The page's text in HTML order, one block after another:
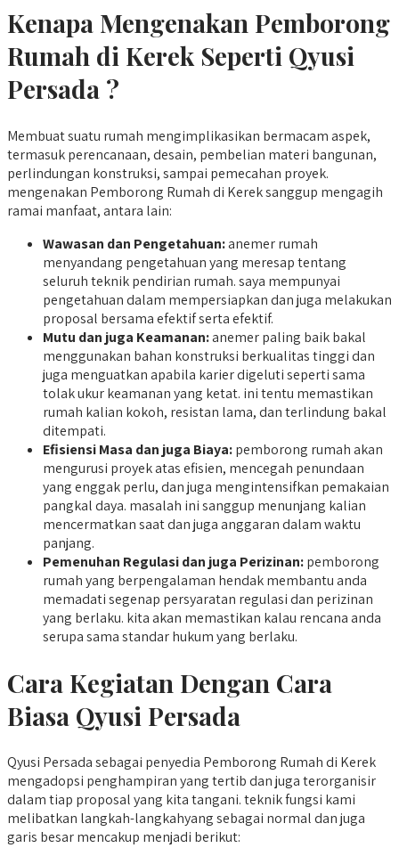
Kenapa Mengenakan Pemborong
Rumah di Kerek Seperti Qyusi
Persada ?
Membuat suatu rumah mengimplikasikan bermacam aspek,
termasuk perencanaan, desain, pembelian materi bangunan,
perlindungan konstruksi, sampai pemecahan proyek.
mengenakan Pemborong Rumah di Kerek sanggup mengagih
ramai manfaat, antara lain:
Wawasan dan Pengetahuan:anemer rumah
menyandang pengetahuan yang meresap tentang
seluruh teknik pendirian rumah. saya mempunyai
pengetahuan dalam mempersiapkan dan juga melakukan
proposal bersama efektif serta efektif.
Mutu dan juga Keamanan:anemer paling baik bakal
menggunakan bahan konstruksi berkualitas tinggi dan
juga menguatkan apabila karier digeluti seperti sama
tolak ukur keamanan yang ketat. ini tentu memastikan
rumah kalian kokoh, resistan lama, dan terlindung bakal
ditempati.
Efisiensi Masa dan juga Biaya:pemborong rumah akan
mengurusi proyek atas efisien, mencegah penundaan
yang enggak perlu, dan juga mengintensifkan pemakaian
pangkal daya. masalah ini sanggup menunjang kalian
mencermatkan saat dan juga anggaran dalam waktu
panjang.
Pemenuhan Regulasi dan juga Perizinan:pemborong
rumah yang berpengalaman hendak membantu anda
memadati segenap persyaratan regulasi dan perizinan
yang berlaku. kita akan memastikan kalau rencana anda
serupa sama standar hukum yang berlaku.
Cara Kegiatan Dengan Cara
Biasa Qyusi Persada
Qyusi Persada sebagai penyedia Pemborong Rumah di Kerek
mengadopsi penghampiran yang tertib dan juga terorganisir
dalam tiap proposal yang kita tangani. teknik fungsi kami
melibatkan langkah-langkahyang sebagai normal dan juga
garis besar mencakup menjadi berikut: